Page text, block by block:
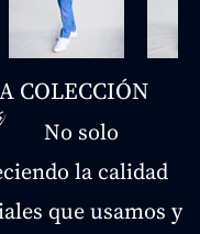
COLECCIÓN
solo
la calidad
que usamos y